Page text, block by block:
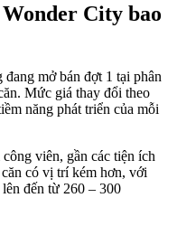
City bao
mở bán đợt 1 tại phân
Mức giá thay đổi theo
năng phát triển của mỗi
viên, gần các tiện ích
có vị trí kém hơn, với
đến từ 260 – 300